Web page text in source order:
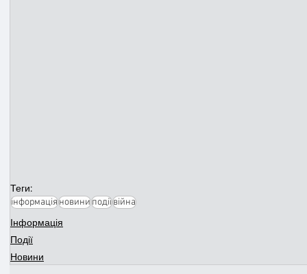
Теги:
інформаціяновиниподіївійна
Інформація
Події
Новини